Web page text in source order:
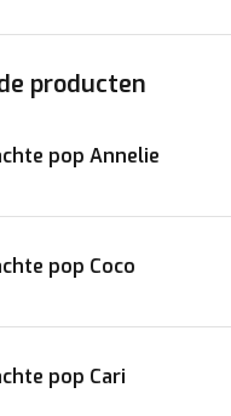
producten
pop Annelie
pop Coco
pop Cari